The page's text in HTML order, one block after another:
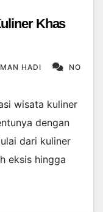
Khas
HADI NO
wisata kuliner
dengan
dari kuliner
eksis hingga